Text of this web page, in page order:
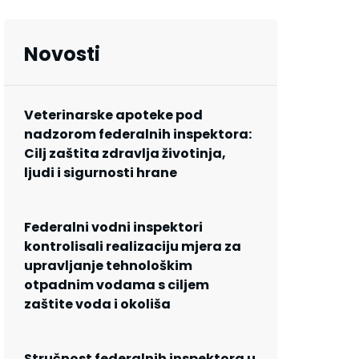
Novosti
Veterinarske apoteke pod
nadzorom federalnih inspektora:
Cilj zaštita zdravlja životinja,
ljudi i sigurnosti hrane
Federalni vodni inspektori
kontrolisali realizaciju mjera za
upravljanje tehnološkim
otpadnim vodama s ciljem
zaštite voda i okoliša